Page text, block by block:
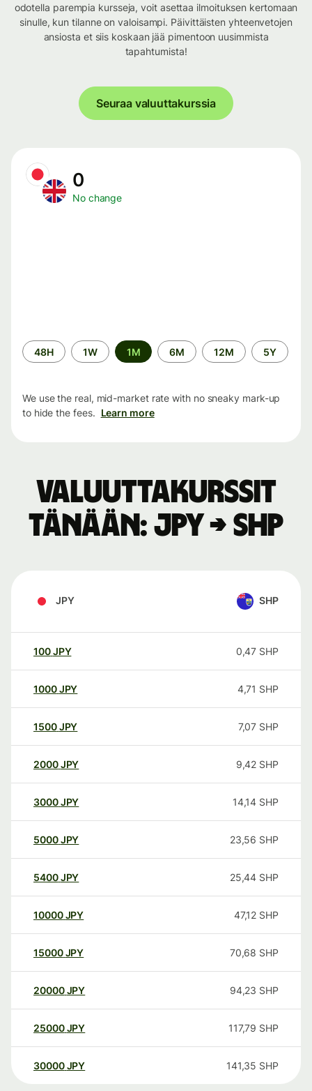
odotella parempia kursseja, voit asettaa ilmoituksen kertomaan
sinulle, kun tilanne on valoisampi. Päivittäisten yhteenvetojen
ansiosta et siis koskaan jää pimentoon uusimmista
tapahtumista!
Seuraa valuuttakurssia
0
No change
Time
period
48H 1W 1M 6M 12M 5Y
We use the real, mid-market rate with no sneaky mark-up
to hide the fees. Learn more
Valuuttakurssit
tänään: JPY → SHP
JPY SHP
100JPY 0,47 SHP
1000JPY 4,71 SHP
1500JPY 7,07 SHP
2000JPY 9,42 SHP
3000JPY 14,14 SHP
5000JPY 23,56 SHP
5400JPY 25,44 SHP
10000 JPY 47,12 SHP
15000 JPY 70,68 SHP
20000 JPY 94,23 SHP
25000 JPY 117,79 SHP
30000 JPY 141,35 SHP